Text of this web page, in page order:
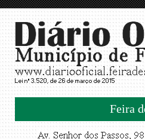
Feira